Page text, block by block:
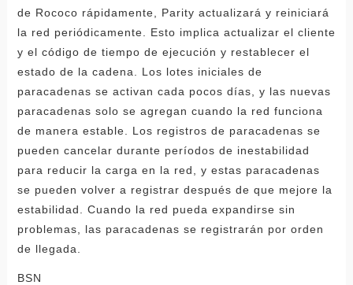
de Rococo rápidamente, Parity actualizará y reiniciará
la red periódicamente. Esto implica actualizar el cliente
y el código de tiempo de ejecución y restablecer el
estado de la cadena. Los lotes iniciales de
paracadenas se activan cada pocos días, y las nuevas
paracadenas solo se agregan cuando la red funciona
de manera estable. Los registros de paracadenas se
pueden cancelar durante períodos de inestabilidad
para reducir la carga en la red, y estas paracadenas
se pueden volver a registrar después de que mejore la
estabilidad. Cuando la red pueda expandirse sin
problemas, las paracadenas se registrarán por orden
de llegada.
BSN